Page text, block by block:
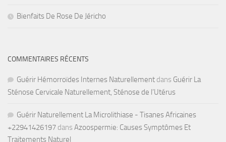
Bienfaits De Rose De Jéricho
COMMENTAIRES RÉCENTS
Guérir Hémorroïdes Internes Naturellement dans Guérir La
Sténose Cervicale Naturellement, Sténose de l’Utérus
Guérir Naturellement La Microlithiase - Tisanes Africaines
+22941426197 dans Azoospermie: Causes Symptômes Et
Traitements Naturel